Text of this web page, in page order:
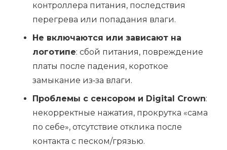
контроллера питания, последствия
перегрева или попадания влаги.
Не включаются или зависают на
логотипе: сбой питания, повреждение
платы после падения, короткое
замыкание из‑за влаги.
Проблемы с сенсором и Digital Crown:
некорректные нажатия, прокрутка «сама
по себе», отсутствие отклика после
контакта с песком/грязью.